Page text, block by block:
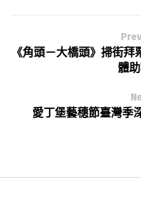
《角頭－大橋頭》掃街
體
愛丁堡藝穗節臺灣季